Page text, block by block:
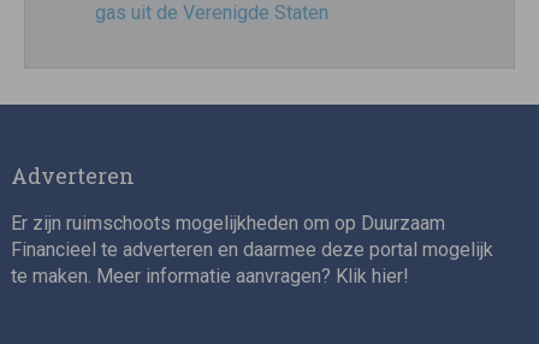
gas uit de Verenigde Staten
Adverteren
Er zijn ruimschoots mogelijkheden om op Duurzaam
Financieel te adverteren en daarmee deze portal mogelijk
te maken. Meer informatie aanvragen? Klik hier!